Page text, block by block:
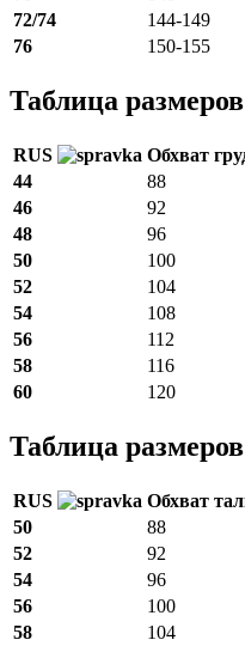
72/74
144-149
76
150-155
Таблица
RUS Обхват
44
88
46
92
48
96
50
100
52
104
54
108
56
112
58
116
60
120
Таблица
RUS Обхват
50
88
52
92
54
96
56
100
58
104